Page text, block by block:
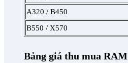
A320 / B450
B550 / X570
Bảng giá thu mua RAM